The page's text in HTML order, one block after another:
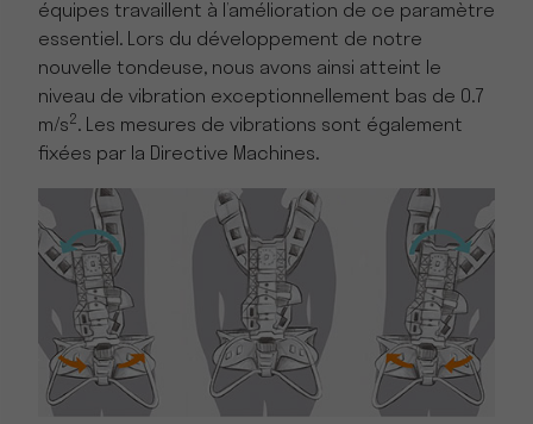
équipes travaillent à l’amélioration de ce paramètre
essentiel. Lors du développement de notre
nouvelle tondeuse, nous avons ainsi atteint le
niveau de vibration exceptionnellement bas de 0.7
m/s2. Les mesures de vibrations sont également
fixées par la Directive Machines.